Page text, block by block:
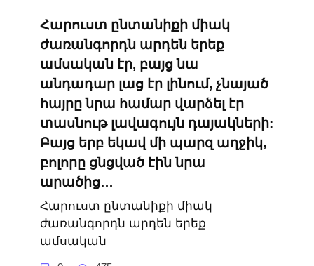
Հարուստ ընտանիքի միակ
ժառանգորդն արդեն երեք
ամսական էր, բայց նա
անդադար լաց էր լինում, չնայած
հայրը նրա համար վարձել էր
տասնութ լավագույն դայակների:
Բայց երբ եկավ մի պարզ աղջիկ,
բոլորը ցնցված էին նրա
արածից…
Հարուստ ընտանիքի միակ
ժառանգորդն արդեն երեք
ամսական